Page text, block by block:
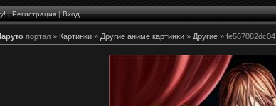
|Регистрация|Вход
портал » Картинки » Другие аниме картинки » Другие » fe567082dc04